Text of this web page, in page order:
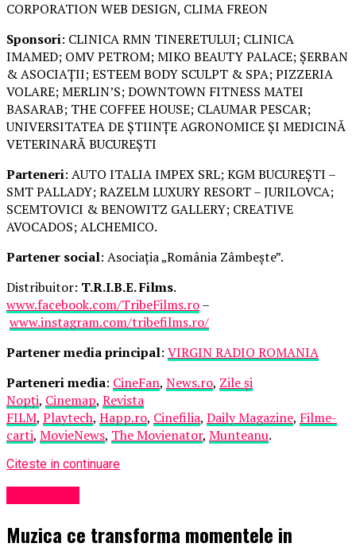
CORPORATION WEB DESIGN, CLIMA FREON
Sponsori: CLINICA RMN TINERETULUI; CLINICA
IMAMED; OMV PETROM; MIKO BEAUTY PALACE; ȘERBAN
& ASOCIAȚII; ESTEEM BODY SCULPT & SPA; PIZZERIA
VOLARE; MERLIN’S; DOWNTOWN FITNESS MATEI
BASARAB; THE COFFEE HOUSE; CLAUMAR PESCAR;
UNIVERSITATEA DE ȘTIINȚE AGRONOMICE ȘI MEDICINĂ
VETERINARĂ BUCUREȘTI
Parteneri: AUTO ITALIA IMPEX SRL; KGM BUCUREȘTI –
SMT PALLADY; RAZELM LUXURY RESORT – JURILOVCA;
SCEMTOVICI & BENOWITZ GALLERY; CREATIVE
AVOCADOS; ALCHEMICO.
Partener social: Asociația „România Zâmbește”.
Distribuitor: T.R.I.B.E. Films.
www.facebook.com/TribeFilms.ro–
www.instagram.com/tribefilms.ro/
Partener media principal: VIRGIN RADIO ROMANIA
Parteneri media: CineFan, News.ro, Zile și
Nopți, Cinemap, Revista
FILM, Playtech, Happ.ro, Cinefilia, Daily Magazine, Filme-
carti, MovieNews, The Movienator, Munteanu.
Citeste in continuare
Muzica ce transforma momentele in